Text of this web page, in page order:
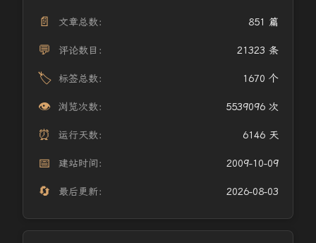
📄 文章总数： 851 篇
💬 评论数目： 21323 条
🏷️ 标签总数： 1670 个
👁️ 浏览次数： 5539096 次
⏰ 运行天数： 6146 天
📅 建站时间： 2009-10-09
🔄 最后更新： 2026-08-03